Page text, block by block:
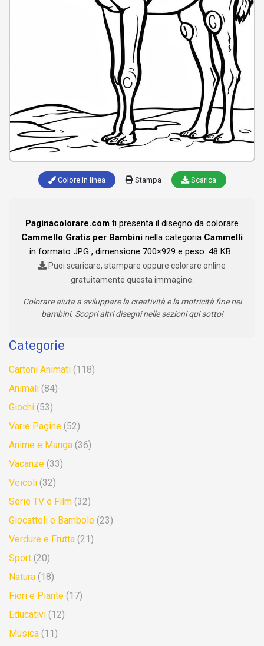
Colore in linea Stampa Scarica
Paginacolorare.com ti presenta il disegno da colorare
Cammello Gratis per Bambini nella categoria Cammelli
in formato JPG , dimensione 700×929 e peso: 48 KB .
Puoi scaricare, stampare oppure colorare online
gratuitamente questa immagine.
Colorare aiuta a sviluppare la creatività e la motricità fine nei
bambini. Scopri altri disegni nelle sezioni qui sotto!
Categorie
Cartoni Animati (118)
Animali (84)
Giochi (53)
Varie Pagine (52)
Anime e Manga (36)
Vacanze (33)
Veicoli (32)
Serie TV e Film (32)
Giocattoli e Bambole (23)
Verdure e Frutta (21)
Sport (20)
Natura (18)
Fiori e Piante (17)
Educativi (12)
Musica (11)